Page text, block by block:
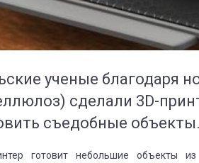
ученые благодаря
сделали 3D-
съедобные объекты.
готовит небольшие объекты